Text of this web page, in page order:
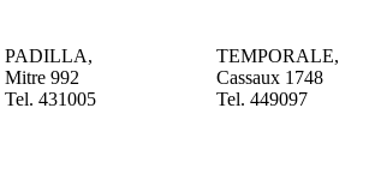
PADILLA,
Mitre 992
Tel. 431005
TEMPORALE,
Cassaux 1748
Tel. 449097